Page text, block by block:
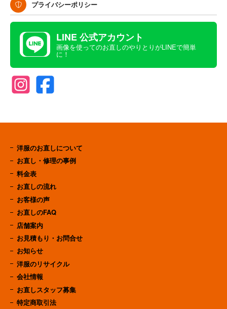
プライバシーポリシー
LINE 公式アカウント
画像を使ってのお直しのやりとりがLINEで簡単
に！
洋服のお直しについて
お直し・修理の事例
料金表
お直しの流れ
お客様の声
お直しのFAQ
店舗案内
お見積もり・お問合せ
お知らせ
洋服のリサイクル
会社情報
お直しスタッフ募集
特定商取引法